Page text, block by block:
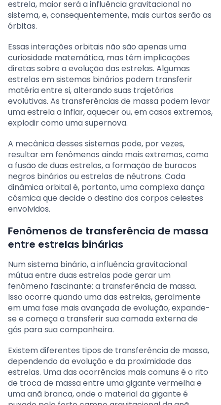
estrela, maior será a influência gravitacional no
sistema, e, consequentemente, mais curtas serão as
órbitas.
Essas interações orbitais não são apenas uma
curiosidade matemática, mas têm implicações
diretas sobre a evolução das estrelas. Algumas
estrelas em sistemas binários podem transferir
matéria entre si, alterando suas trajetórias
evolutivas. As transferências de massa podem levar
uma estrela a inflar, aquecer ou, em casos extremos,
explodir como uma supernova.
A mecânica desses sistemas pode, por vezes,
resultar em fenômenos ainda mais extremos, como
a fusão de duas estrelas, a formação de buracos
negros binários ou estrelas de nêutrons. Cada
dinâmica orbital é, portanto, uma complexa dança
cósmica que decide o destino dos corpos celestes
envolvidos.
Fenômenos de transferência de massa
entre estrelas binárias
Num sistema binário, a influência gravitacional
mútua entre duas estrelas pode gerar um
fenômeno fascinante: a transferência de massa.
Isso ocorre quando uma das estrelas, geralmente
em uma fase mais avançada de evolução, expande-
se e começa a transferir sua camada externa de
gás para sua companheira.
Existem diferentes tipos de transferência de massa,
dependendo da evolução e da proximidade das
estrelas. Uma das ocorrências mais comuns é o rito
de troca de massa entre uma gigante vermelha e
uma anã branca, onde o material da gigante é